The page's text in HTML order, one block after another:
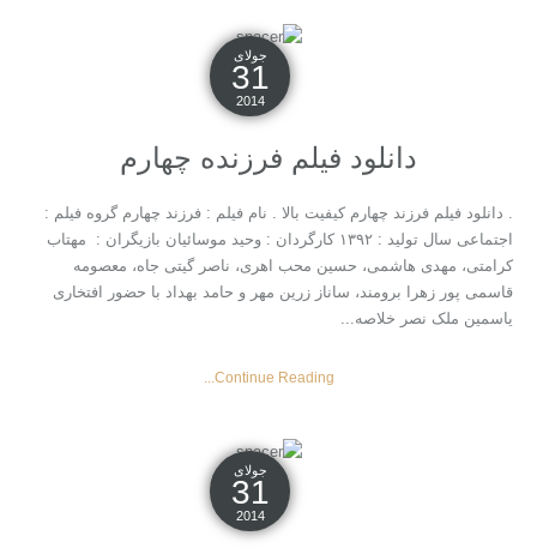
جولای
31
2014
دانلود فیلم فرزنده چهارم
. دانلود فیلم فرزند چهارم کیفیت بالا . نام فیلم : فرزند چهارم گروه فیلم :
اجتماعی سال تولید : ۱۳۹۲ کارگردان : وحید موسائیان بازیگران : مهتاب
کرامتی، مهدی هاشمی، حسین محب اهری، ناصر گیتی جاه، معصومه
قاسمی پور زهرا برومند، ساناز زرین مهر و حامد بهداد با حضور افتخاری
یاسمین ملک نصر خلاصه...
Continue Reading...
جولای
31
2014